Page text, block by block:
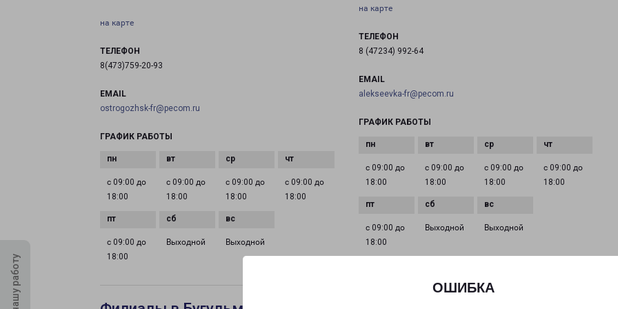
ОШИБКА
на карте
ТЕЛЕФОН
8(473)759-20-93
EMAIL
ostrogozhsk-fr@pecom.ru
ГРАФИК РАБОТЫ
с 09:00 до
18:00
с 09:00 до
18:00
с 09:00 до
18:00
с 09:00 до
18:00
с 09:00 до
18:00
Выходной Выходной
на карте
ТЕЛЕФОН
8 (47234) 992-64
EMAIL
alekseevka-fr@pecom.ru
ГРАФИК РАБОТЫ
с 09:00 до
18:00
с 09:00 до
18:00
с 09:00 до
18:00
с 09:00 до
18:00
с 09:00 до
18:00
Выходной Выходной